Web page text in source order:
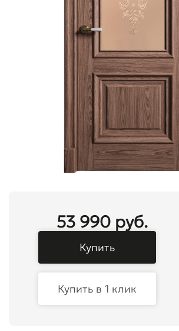
53 990 руб.
Купить
Купить в 1 клик